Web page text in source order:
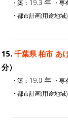
・築： 19.3 年 ・専
・都市計画(用途地域)
15. 千葉県 柏市 あ
分）
・築： 19.0 年 ・専
・都市計画(用途地域)